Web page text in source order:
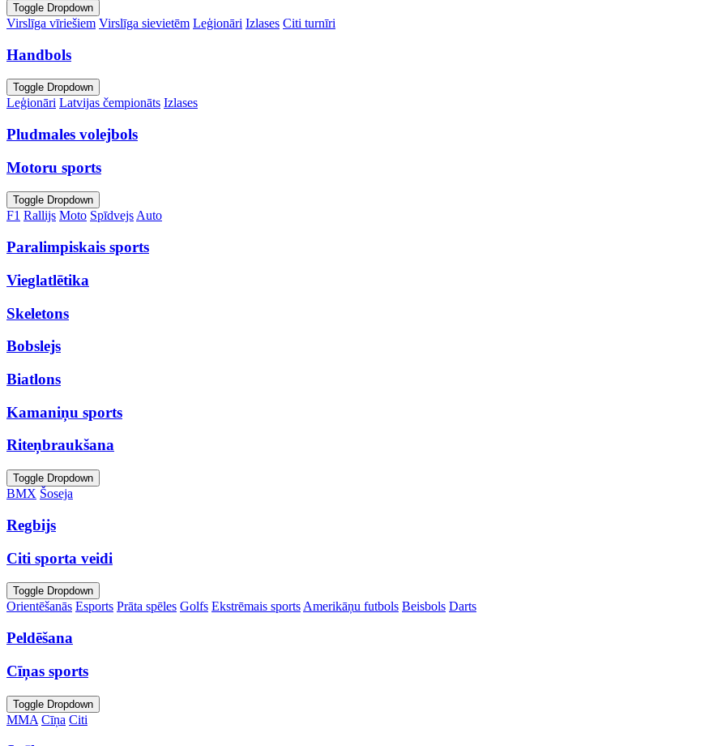
Toggle Dropdown
Virslīga vīriešiem Virslīga sievietēm Leģionāri Izlases Citi turnīri
Handbols
Toggle Dropdown
Leģionāri Latvijas čempionāts Izlases
Pludmales volejbols
Motoru sports
Toggle Dropdown
F1 Rallijs Moto SpīdvejsAuto
Paralimpiskais sports
Vieglatlētika
Skeletons
Bobslejs
Biatlons
Kamaniņu sports
Riteņbraukšana
Toggle Dropdown
BMX Šoseja
Regbijs
Citi sporta veidi
Toggle Dropdown
Orientēšanās Esports Prāta spēles Golfs Ekstrēmais sports Amerikāņu futbols Beisbols Darts
Peldēšana
Cīņas sports
Toggle Dropdown
MMA Cīņa Citi